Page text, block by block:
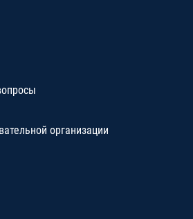
организации